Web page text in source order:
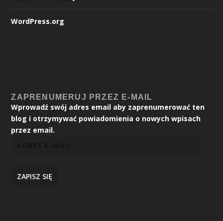
WordPress.org
ZAPRENUMERUJ PRZEZ E-MAIL
Wprowadź swój adres email aby zaprenumerować ten
blog i otrzymywać powiadomienia o nowych wpisach
przez email.
ZAPISZ SIĘ